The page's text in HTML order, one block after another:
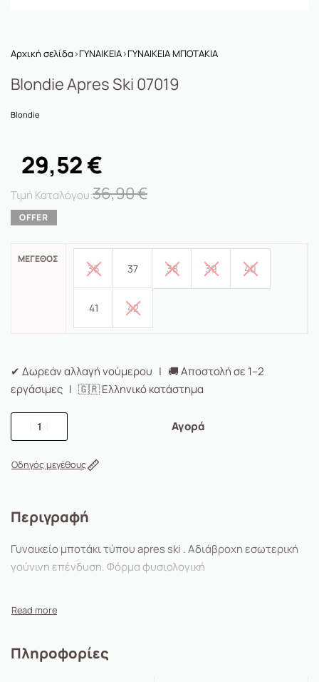
Αρχική σελίδα›ΓΥΝΑΙΚΕΙΑ›ΓΥΝΑΙΚΕΙΑ ΜΠΟΤΑΚΙΑ
Blondie Apres Ski 07019
Blondie
36,90€
29,52€
ΜΈΓΕΘΟΣ
36 37 38 39 40
41 42
✔ Δωρεάν αλλαγή νούμερου | 🚚 Αποστολή σε 1–2
εργάσιμες | 🇬🇷 Ελληνικό κατάστημα
Αγορά
Οδηγός μεγέθους
Περιγραφή
Γυναικείο μποτάκι τύπου apres ski . Αδιάβροχη εσωτερική
γούνινη επένδυση. Φόρμα φυσιολογική
Πληροφορίες